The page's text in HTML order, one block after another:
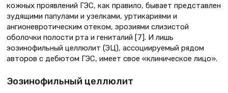
кожных проявлений ГЭС, как правило, бывает представлен
зудящими папулами и узелками, уртикариями и
ангионевротическим отеком, эрозиями слизистой
оболочки полости рта и гениталий [7]. И лишь
эозинофильный целлюлит (ЭЦ), ассоциируемый рядом
авторов с дебютом ГЭС, имеет свое «клиническое лицо».
Эозинофильный целлюлит